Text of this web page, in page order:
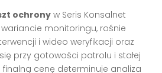
ochrony w Seris Konsalnet
monitoringu, rośnie
i wideo weryfikacji oraz
przy gotowości patrolu i stałej
finalną cenę determinuje analiza